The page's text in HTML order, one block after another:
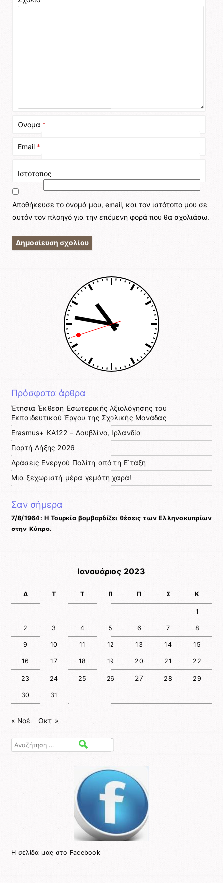
Όνομα *
Email *
Ιστότοπος
Αποθήκευσε το όνομά μου, email, και τον ιστότοπο μου σε
αυτόν τον πλοηγό για την επόμενη φορά που θα σχολιάσω.
Πρόσφατα άρθρα
Έτησια Έκθεση Εσωτερικής Αξιολόγησης του
Εκπαιδευτικού Έργου της Σχολικής Μονάδας
Erasmus+ KA122 – Δουβλίνο, Ιρλανδία
Γιορτή Λήξης 2026
Δράσεις Ενεργού Πολίτη από τη Ε΄τάξη
Μια ξεχωριστή μέρα γεμάτη χαρά!
Σαν σήμερα
7/8/1964: Η Τουρκία βομβαρδίζει θέσεις των Ελληνοκυπρίων
στην Κύπρο.
Ιανουάριος 2023
Δ Τ Τ Π Π Σ Κ
1
2 3 4 5 6 7 8
9 10 11 12 13 14 15
16 17 18 19 20 21 22
23 24 25 26 27 28 29
30 31
« Νοέ Οκτ »
Αναζήτηση
Η σελίδα μας στο Facebook